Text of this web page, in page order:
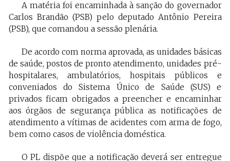
A matéria foi encaminhada à sanção do governador
Carlos Brandão (PSB) pelo deputado Antônio Pereira
(PSB), que comandou a sessão plenária.
De acordo com norma aprovada, as unidades básicas
de saúde, postos de pronto atendimento, unidades pré-
hospitalares, ambulatórios, hospitais públicos e
conveniados do Sistema Único de Saúde (SUS) e
privados ficam obrigados a preencher e encaminhar
aos órgãos de segurança pública as notificações de
atendimento a vítimas de acidentes com arma de fogo,
bem como casos de violência doméstica.
O PL dispõe que a notificação deverá ser entregue